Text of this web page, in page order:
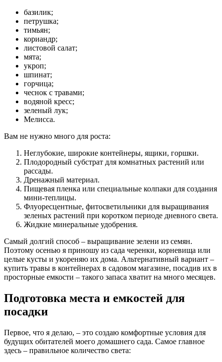
базилик;
петрушка;
тимьян;
кориандр;
листовой салат;
мята;
укроп;
шпинат;
горчица;
чеснок с травами;
водяной кресс;
зеленый лук;
Мелисса.
Вам не нужно много для роста:
Неглубокие, широкие контейнеры, ящики, горшки.
Плодородный субстрат для комнатных растений или
рассады.
Дренажный материал.
Пищевая пленка или специальные колпаки для создания
мини-теплицы.
Флуоресцентные, фитосветильники для выращивания
зеленых растений при коротком периоде дневного света.
Жидкие минеральные удобрения.
Самый долгий способ – выращивание зелени из семян.
Поэтому осенью я приношу из сада черенки, корневища или
целые кусты и укореняю их дома. Альтернативный вариант –
купить травы в контейнерах в садовом магазине, посадив их в
просторные емкости – такого запаса хватит на много месяцев.
Подготовка места и емкостей для
посадки
Первое, что я делаю, – это создаю комфортные условия для
будущих обитателей моего домашнего сада. Самое главное
здесь – правильное количество света: